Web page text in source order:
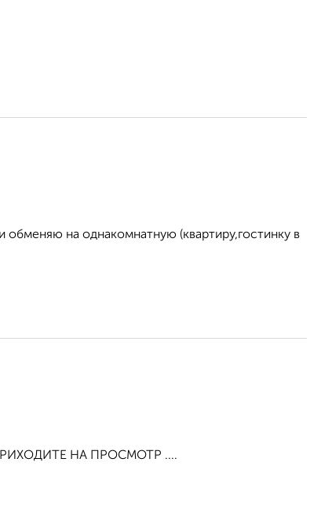
на однакомнатную (квартиру,гостинку в
ПРИХОДИТЕ НА ПРОСМОТР ....